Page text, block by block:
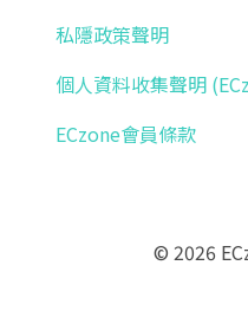
私隱政策聲明
個人資料收集聲明
ECzone會員條款
© 2026